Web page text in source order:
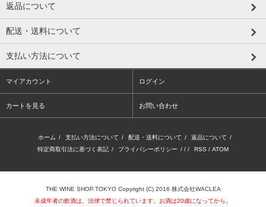
返品について
配送・送料について
支払い方法について
マイアカウント ログイン
カートを見る お問い合わせ
ホーム / 支払い方法について / 配送・送料について / 返品について /
特定商取引法に基づく表記 / プライバシーポリシー / / / RSS / ATOM
THE WINE SHOP.TOKYO Copyright (C) 2016 株式会社WACLEA
未成年者の飲酒は、法律で禁じられています。お酒は20歳になってから。